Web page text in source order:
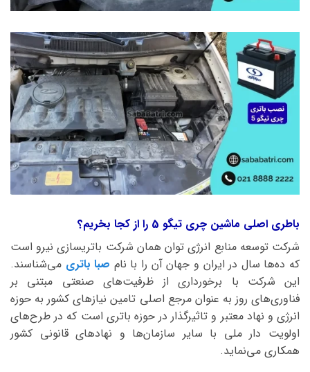
باطری اصلی ماشین چری تیگو 5 را از کجا بخریم؟
شرکت توسعه منابع انرژی توان همان شرکت باتریسازی نیرو است
که ده‌ها سال در ایران و جهان آن را با نام صبا باتری می‌شناسند.
این شرکت با برخورداری از ظرفیت‌های صنعتی مبتنی بر
فناوری‌های روز به عنوان مرجع اصلی تامین نیازهای کشور به حوزه
انرژی و نهاد معتبر و تاثیرگذار در حوزه باتری است که در طرح‌های
اولویت دار ملی با سایر سازمان‌ها و نهادهای قانونی کشور
همکاری می‌نماید.